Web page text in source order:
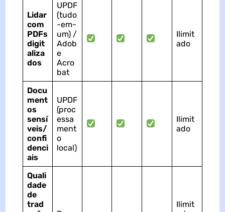
Lidar
com
PDFs
digit
aliza
dos
UPDF
(tudo
-em-
um) /
Adob
e
Acro
bat
Ilimit
ado
Docu
ment
os
sensí
veis/
confi
denci
ais
UPDF
(proc
essa
ment
o
local)
Ilimit
ado
Quali
dade
de
trad
Ilimit